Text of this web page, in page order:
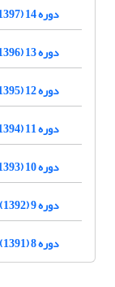
دوره 14 (1397)
دوره 13 (1396)
دوره 12 (1395)
دوره 11 (1394)
دوره 10 (1393)
دوره 9 (1392)
دوره 8 (1391)